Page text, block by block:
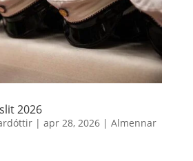
2026
| apr 28, 2026| Almennar